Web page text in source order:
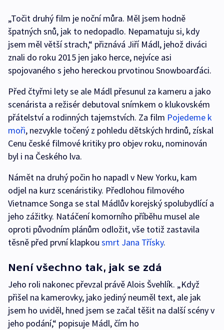
„Točit druhý film je noční můra. Měl jsem hodně
špatných snů, jak to nedopadlo. Nepamatuju si, kdy
jsem měl větší strach,“ přiznává Jiří Mádl, jehož diváci
znali do roku 2015 jen jako herce, nejvíce asi
spojovaného s jeho hereckou prvotinou Snowboarďáci.
Před čtyřmi lety se ale Mádl přesunul za kameru a jako
scenárista a režisér debutoval snímkem o klukovském
přátelství a rodinných tajemstvích. Za film Pojedeme k
moři, nezvykle točený z pohledu dětských hrdinů, získal
Cenu české filmové kritiky pro objev roku, nominován
byl i na Českého lva.
Námět na druhý počin ho napadl v New Yorku, kam
odjel na kurz scenáristiky. Předlohou filmového
Vietnamce Songa se stal Mádlův korejský spolubydlící a
jeho zážitky. Natáčení komorního příběhu musel ale
oproti původním plánům odložit, vše totiž zastavila
těsně před první klapkou smrt Jana Třísky.
Není všechno tak, jak se zdá
Jeho roli nakonec převzal právě Alois Švehlík. „Když
přišel na kamerovky, jako jediný neuměl text, ale jak
jsem ho uviděl, hned jsem se začal těšit na další scény v
jeho podání,“ popisuje Mádl, čím ho